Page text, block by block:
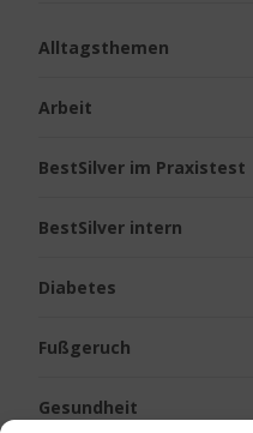
Alltagsthemen
Arbeit
BestSilver im Praxistest
BestSilver intern
Diabetes
Fußgeruch
Gesundheit